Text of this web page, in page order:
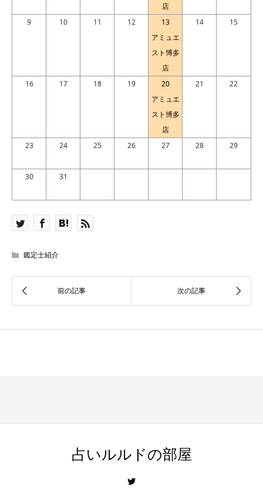
店
9 10 11 12
13
アミュエ
スト博多
店
14 15
16 17 18 19
20
アミュエ
スト博多
店
21 22
23 24 25 26 27 28 29
30 31
鑑定士紹介
占いルルドの部屋